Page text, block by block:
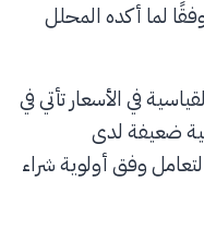
بين 50% و70%.. وفقًا لما أكده المحلل
في الأسعار تأتي في
ضعيفة لدى
وفق أولوية شراء